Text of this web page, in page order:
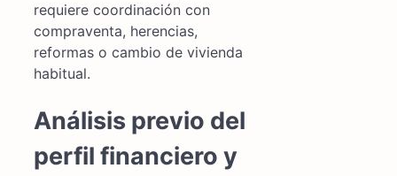
requiere coordinación con
compraventa, herencias,
reformas o cambio de vivienda
habitual.
Análisis previo del
perfil financiero y